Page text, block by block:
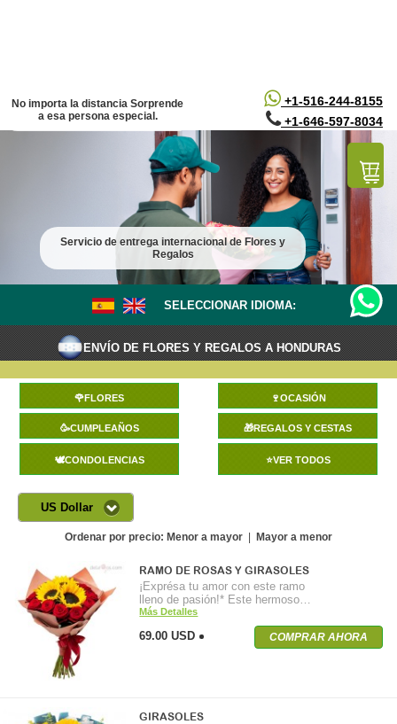
+1-516-244-8155
+1-646-597-8034
No importa la distancia Sorprende
a esa persona especial.
Servicio de entrega internacional de Flores y
Regalos
SELECCIONAR IDIOMA:
ENVÍO DE FLORES Y REGALOS A HONDURAS
🌹FLORES 🍷OCASIÓN
🥳CUMPLEAÑOS 🎁REGALOS Y CESTAS
🕊️CONDOLENCIAS ⭐VER TODOS
US Dollar
Ordenar por precio: Menor a mayor Mayor a menor
RAMO DE ROSAS Y GIRASOLES
¡Exprésa tu amor con este ramo
lleno de pasión!* Este hermoso…
Más Detalles
69.00 USD COMPRAR AHORA
GIRASOLES